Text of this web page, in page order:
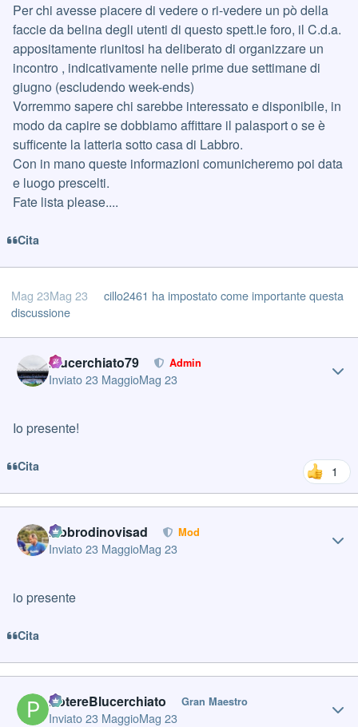
Per chi avesse piacere di vedere o ri-vedere un pò della
faccie da belina degli utenti di questo spett.le foro, il C.d.a.
appositamente riunitosi ha deliberato di organizzare un
incontro , indicativamente nelle prime due settimane di
giugno (escludendo week-ends)
Vorremmo sapere chi sarebbe interessato e disponibile, in
modo da capire se dobbiamo affittare il palasport o se è
sufficente la latteria sotto casa di Labbro.
Con in mano queste informazioni comunicheremo poi data
e luogo prescelti.
Fate lista please....
Cita
Mag 23Mag 23 cillo2461 ha impostato come importante questa
discussione
blucerchiato79 Admin
Inviato23 MaggioMag 23
Io presente!
Cita 1
labbrodinovisad Mod
Inviato23 MaggioMag 23
io presente
Cita
PotereBlucerchiato Gran Maestro
Inviato23 MaggioMag 23